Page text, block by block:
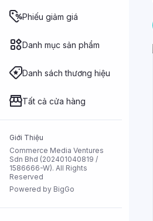
Phiếu giảm giá
Danh mục sản phẩm
Danh sách thương hiệu
Tất cả cửa hàng
Giới Thiệu
Commerce Media Ventures
Sdn Bhd (202401040819 /
1586666-W). All Rights
Reserved
Powered by BigGo
Tin tức
Phiếu giảm
phẩm
Danh sách
thương hiệu
Tất cả cửa